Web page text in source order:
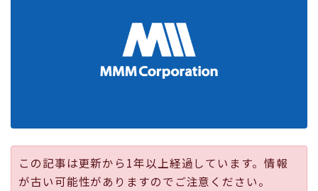
この記事は更新から1年以上経過しています。情報
が古い可能性がありますのでご注意ください。